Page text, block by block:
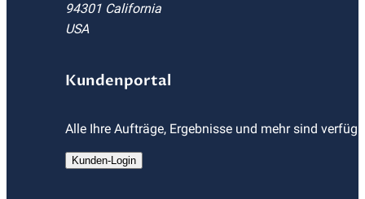
94301 California
USA
Kundenportal
Alle Ihre Aufträge, Ergebnisse und mehr sind
Kunden-Login